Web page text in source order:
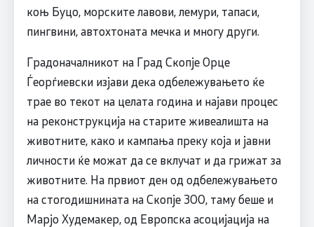
коњ Буцо, морските лавови, лемури, тапаси,
пингвини, автохтоната мечка и многу други.
Градоначалникот на Град Скопје Орце
Ѓеорѓиевски изјави дека одбележувањето ќе
трае во текот на целата година и најави процес
на реконструкција на старите живеалишта на
животните, како и кампања преку која и јавни
личности ќе можат да се вклучат и да грижат за
животните. На првиот ден од одбележувањето
на стогодишнината на Скопје ЗОО, таму беше и
Марјо Худемакер, од Европска асоцијација на